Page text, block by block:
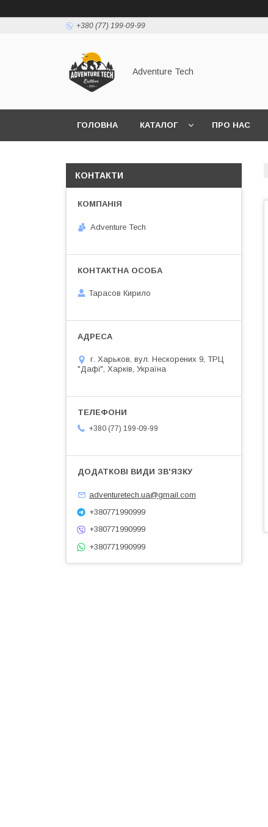
+380 (77) 199-09-99
Adventure Tech
ГОЛОВНА КАТАЛОГ ПРО НАС
КОНТАКТИ
Adventure Tech
Тарасов Кирило
г. Харьков, вул. Нескорених 9, ТРЦ
"Дафі", Харків, Україна
+380 (77) 199-09-99
adventuretech.ua@gmail.com
+380771990999
+380771990999
+380771990999